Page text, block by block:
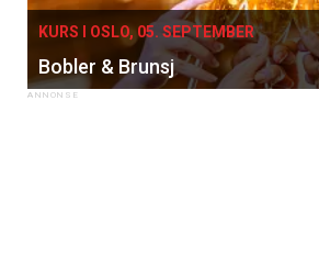
KURS I OSLO, 05. SEPTEMBER
Bobler & Brunsj